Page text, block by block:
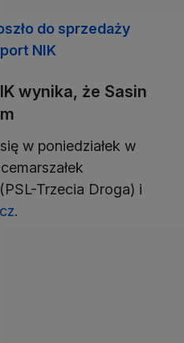
do sprzedaży
NIK
wynika, że Sasin
w poniedziałek w
Trzecia Droga) i
.